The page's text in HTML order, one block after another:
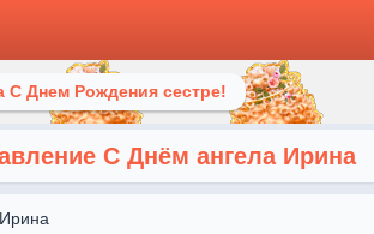
С Днем Рождения сестре!
С Днём ангела Ирина
Ирина